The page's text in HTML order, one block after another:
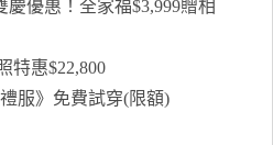
優惠！全家福$3,999贈相
特惠$22,800
服》免費試穿(限額)